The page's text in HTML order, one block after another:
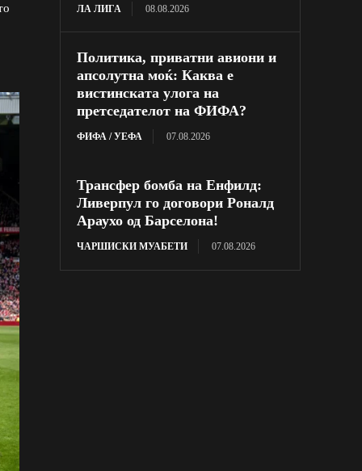
ЛА ЛИГА 08.08.2026
Политика, приватни авиони и
апсолутна моќ: Каква е
вистинската улога на
претседателот на ФИФА?
ФИФА / УЕФА 07.08.2026
Трансфер бомба на Енфилд:
Ливерпул го договори Роналд
Араухо од Барселона!
ЧАРШИСКИ МУАБЕТИ 07.08.2026